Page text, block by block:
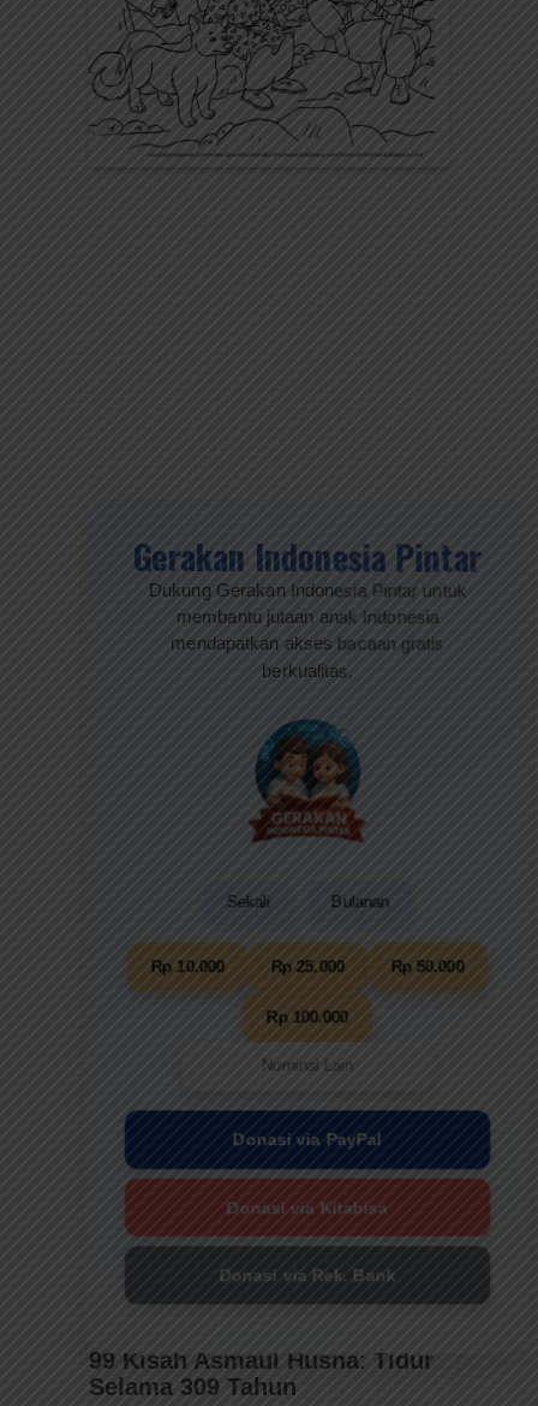
Gerakan Indonesia Pintar
Dukung Gerakan Indonesia Pintar untuk
membantu jutaan anak Indonesia
mendapatkan akses bacaan gratis
berkualitas.
Sekali Bulanan
Rp 10.000 Rp 25.000 Rp 50.000
Rp 100.000
Donasi via PayPal
Donasi via Kitabisa
Donasi via Rek. Bank
99 Kisah Asmaul Husna: Tidur
Selama 309 Tahun